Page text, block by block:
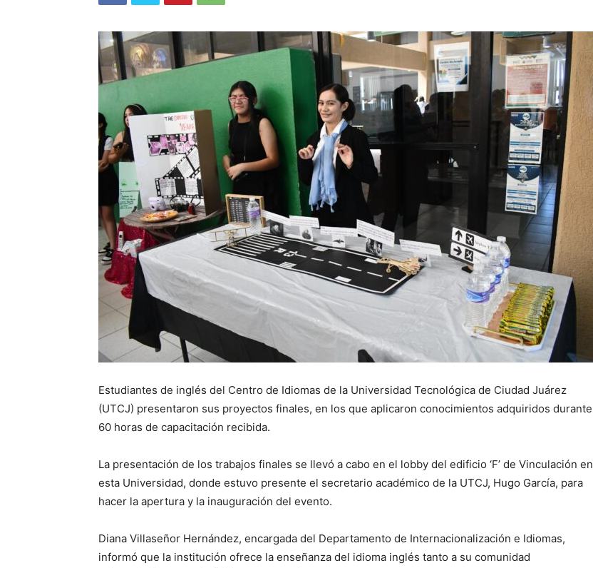
Estudiantes de inglés del Centro de Idiomas de la Universidad Tecnológica de Ciudad Juárez
(UTCJ) presentaron sus proyectos finales, en los que aplicaron conocimientos adquiridos durante
60 horas de capacitación recibida.
La presentación de los trabajos finales se llevó a cabo en el lobby del edificio ‘F’ de Vinculación en
esta Universidad, donde estuvo presente el secretario académico de la UTCJ, Hugo García, para
hacer la apertura y la inauguración del evento.
Diana Villaseñor Hernández, encargada del Departamento de Internacionalización e Idiomas,
informó que la institución ofrece la enseñanza del idioma inglés tanto a su comunidad